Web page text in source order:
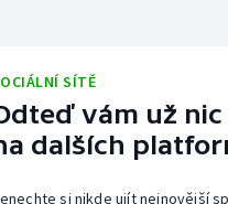
SÍTĚ
vám už
dalších
si nikde ujít nejnovější